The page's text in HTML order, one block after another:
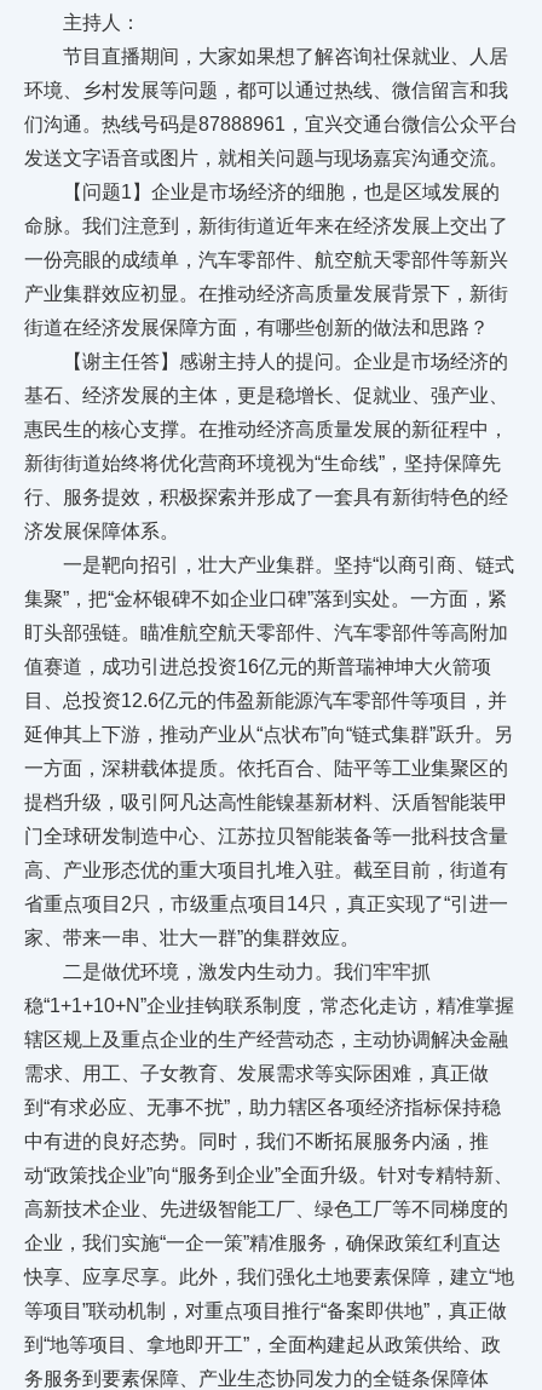
主持人：
节目直播期间，大家如果想了解咨询社保就业、人居
环境、乡村发展等问题，都可以通过热线、微信留言和我
们沟通。热线号码是87888961，宜兴交通台微信公众平台
发送文字语音或图片，就相关问题与现场嘉宾沟通交流。
【问题1】企业是市场经济的细胞，也是区域发展的
命脉。我们注意到，新街街道近年来在经济发展上交出了
一份亮眼的成绩单，汽车零部件、航空航天零部件等新兴
产业集群效应初显。在推动经济高质量发展背景下，新街
街道在经济发展保障方面，有哪些创新的做法和思路？
【谢主任答】感谢主持人的提问。企业是市场经济的
基石、经济发展的主体，更是稳增长、促就业、强产业、
惠民生的核心支撑。在推动经济高质量发展的新征程中，
新街街道始终将优化营商环境视为“生命线”，坚持保障先
行、服务提效，积极探索并形成了一套具有新街特色的经
济发展保障体系。
一是靶向招引，壮大产业集群。坚持“以商引商、链式
集聚”，把“金杯银碑不如企业口碑”落到实处。一方面，紧
盯头部强链。瞄准航空航天零部件、汽车零部件等高附加
值赛道，成功引进总投资16亿元的斯普瑞神坤大火箭项
目、总投资12.6亿元的伟盈新能源汽车零部件等项目，并
延伸其上下游，推动产业从“点状布”向“链式集群”跃升。另
一方面，深耕载体提质。依托百合、陆平等工业集聚区的
提档升级，吸引阿凡达高性能镍基新材料、沃盾智能装甲
门全球研发制造中心、江苏拉贝智能装备等一批科技含量
高、产业形态优的重大项目扎堆入驻。截至目前，街道有
省重点项目2只，市级重点项目14只，真正实现了“引进一
家、带来一串、壮大一群”的集群效应。
二是做优环境，激发内生动力。我们牢牢抓
稳“1+1+10+N”企业挂钩联系制度，常态化走访，精准掌握
辖区规上及重点企业的生产经营动态，主动协调解决金融
需求、用工、子女教育、发展需求等实际困难，真正做
到“有求必应、无事不扰”，助力辖区各项经济指标保持稳
中有进的良好态势。同时，我们不断拓展服务内涵，推
动“政策找企业”向“服务到企业”全面升级。针对专精特新、
高新技术企业、先进级智能工厂、绿色工厂等不同梯度的
企业，我们实施“一企一策”精准服务，确保政策红利直达
快享、应享尽享。此外，我们强化土地要素保障，建立“地
等项目”联动机制，对重点项目推行“备案即供地”，真正做
到“地等项目、拿地即开工”，全面构建起从政策供给、政
务服务到要素保障、产业生态协同发力的全链条保障体